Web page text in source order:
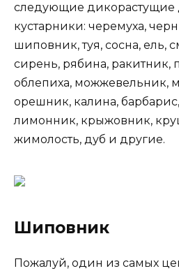
следующие дикорастущие
кустарники: черемуха,
шиповник, туя, сосна, ель,
сирень, рябина, ракитник,
облепиха, можжевельник,
орешник, калина,
лимонник, крыжовник,
жимолость, дуб и другие.
Шиповник
Пожалуй, один из самых